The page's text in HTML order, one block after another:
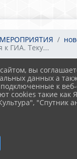
МЕРОПРИЯТИЯ
к ГИА. Теку...
ГИА. Текущая
вы
данных а
к
cookies такие как
"Спутник